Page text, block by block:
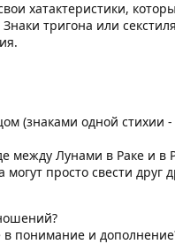
хатактеристики,
тригона или
(знаками одной стихии
между Лунами в Раке и в
просто свести друг
в понимание и